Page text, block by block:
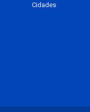
Cidades